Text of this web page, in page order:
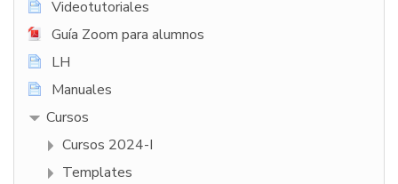
Videotutoriales
Guía Zoom para alumnos
LH
Manuales
Cursos
Cursos 2024-I
Templates